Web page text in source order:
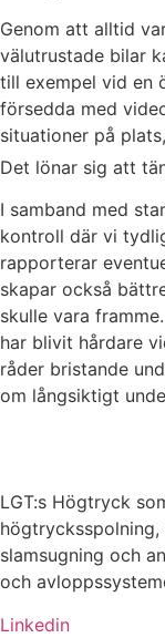
Genom att alltid
välutrustade bilar
till exempel vid en
försedda med
situationer på
Det lönar sig att
I samband med
kontroll där vi
rapporterar
skapar också
skulle vara
har blivit hårdare
råder bristande
om långsiktigt
LGT:s Högtryck
slamsugning och
och
Linkedin